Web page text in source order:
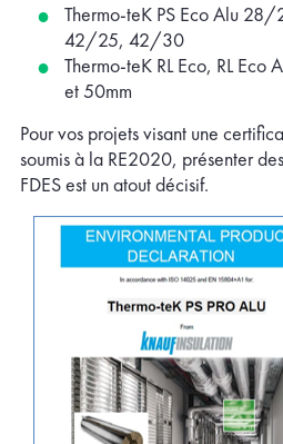
Thermo-teK PS Eco Alu
42/25, 42/30
Thermo-teK RL Eco, RL Eco
et 50mm
Pour vos projets visant une
soumis à la RE2020, présenter
FDES est un atout décisif.